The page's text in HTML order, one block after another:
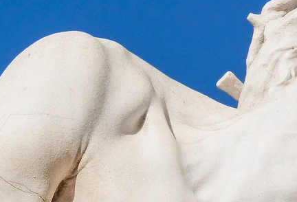
Ciechanowczyka, Dąbczyna 12.00
– 13.00 Mieszkańcy Tworkowic,
Wojtkowic Glinnej, Dadów
i Starych 13.00 – 14.00 Dzieci
i Młodzież, Młodzież
przygotowująca się do przyjęcia
Sakramentu Bierzmowania 14.00 –
15.00 Mieszkańcy…